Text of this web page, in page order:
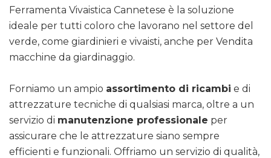
Ferramenta Vivaistica Cannetese è la soluzione
ideale per tutti coloro che lavorano nel settore del
verde, come giardinieri e vivaisti, anche per Vendita
macchine da giardinaggio.
Forniamo un ampio assortimento di ricambi e di
attrezzature tecniche di qualsiasi marca, oltre a un
servizio di manutenzione professionale per
assicurare che le attrezzature siano sempre
efficienti e funzionali. Offriamo un servizio di qualità,